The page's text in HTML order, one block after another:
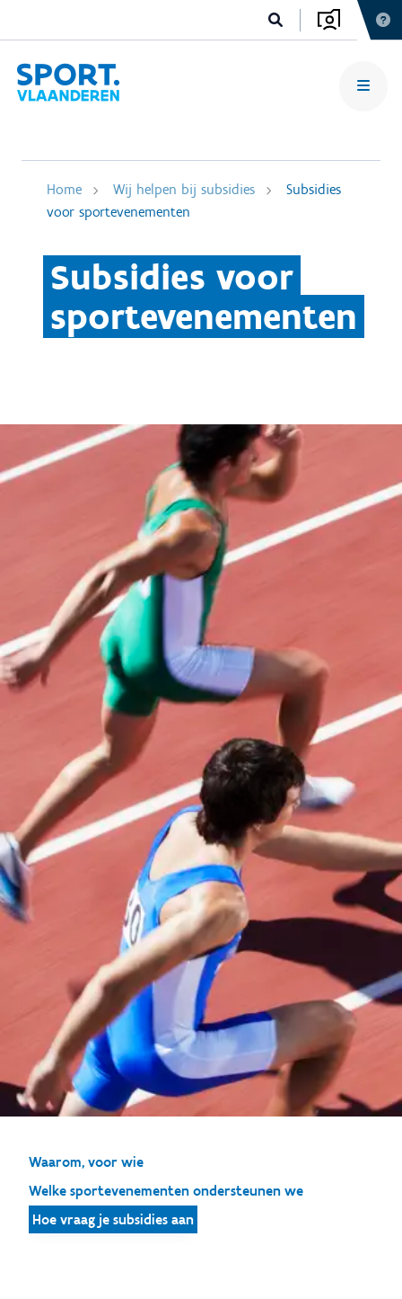
Home Wij helpen bij subsidies
Subsidies
voor sportevenementen
Subsidies voor
sportevenementen
Waarom, voor wie
Welke sportevenementen ondersteunen we
Hoe vraag je subsidies aan